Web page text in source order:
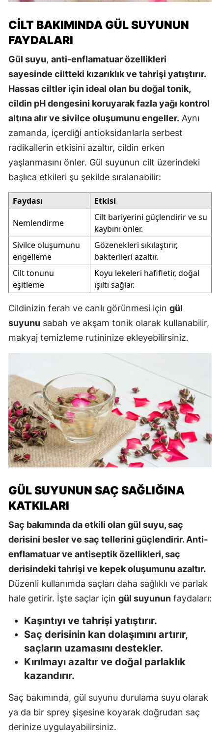
CILT BAKIMINDA GÜL SUYUNUN
FAYDALARI
Gül suyu, anti-enflamatuar özellikleri
sayesinde ciltteki kızarıklık ve tahrişi yatıştırır.
Hassas ciltler için ideal olan bu doğal tonik,
cildin pH dengesini koruyarak fazla yağı kontrol
altına alır ve sivilce oluşumunu engeller. Aynı
zamanda, içerdiği antioksidanlarla serbest
radikallerin etkisini azaltır, cildin erken
yaşlanmasını önler. Gül suyunun cilt üzerindeki
başlıca etkileri şu şekilde sıralanabilir:
Faydası Etkisi
Nemlendirme
Cilt bariyerini güçlendirir ve su
kaybını önler.
Sivilce oluşumunu
engelleme
Gözenekleri sıkılaştırır,
bakterileri azaltır.
Cilt tonunu
eşitleme
Koyu lekeleri hafifletir, doğal
ışıltı sağlar.
Cildinizin ferah ve canlı görünmesi için gül
suyunu sabah ve akşam tonik olarak kullanabilir,
makyaj temizleme rutininize ekleyebilirsiniz.
GÜL SUYUNUN SAÇ SAĞLIĞINA
KATKILARI
Saç bakımında da etkili olan gül suyu, saç
derisini besler ve saç tellerini güçlendirir. Anti-
enflamatuar ve antiseptik özellikleri, saç
derisindeki tahrişi ve kepek oluşumunu azaltır.
Düzenli kullanımda saçları daha sağlıklı ve parlak
hale getirir. İşte saçlar için gül suyunun faydaları:
Kaşıntıyı ve tahrişi yatıştırır.
Saç derisinin kan dolaşımını artırır,
saçların uzamasını destekler.
Kırılmayı azaltır ve doğal parlaklık
kazandırır.
Saç bakımında, gül suyunu durulama suyu olarak
ya da bir sprey şişesine koyarak doğrudan saç
derinize uygulayabilirsiniz.